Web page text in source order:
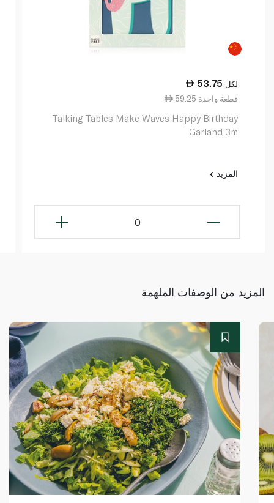
53.75 لكل
59.25 قطعة واحدة
Talking Tables Make Waves Happy Birthday
Garland 3m
المزيد
0
المزيد من الوصفات الملهمة